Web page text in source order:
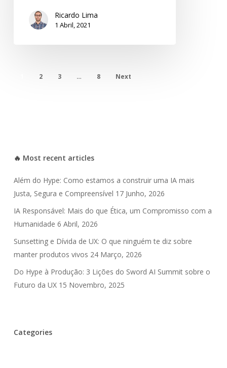
Ricardo Lima
1 Abril, 2021
2 3 … 8 Next
🔥 Most recent articles
Além do Hype: Como estamos a construir uma IA mais
Justa, Segura e Compreensível 17 Junho, 2026
IA Responsável: Mais do que Ética, um Compromisso com a
Humanidade 6 Abril, 2026
Sunsetting e Dívida de UX: O que ninguém te diz sobre
manter produtos vivos 24 Março, 2026
Do Hype à Produção: 3 Lições do Sword AI Summit sobre o
Futuro da UX 15 Novembro, 2025
Categories